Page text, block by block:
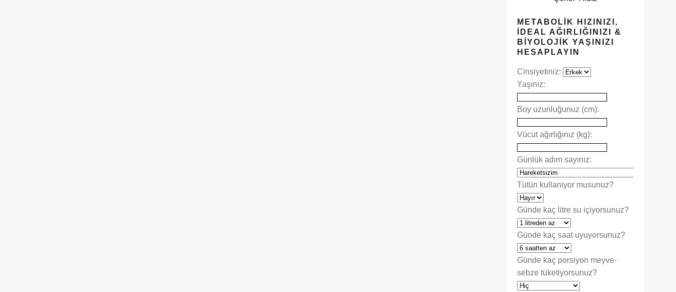
METABOLIK HIZINIZI,
İDEAL AĞIRLIĞINIZI &
BIYOLOJIK YAŞINIZI
HESAPLAYIN
Cinsiyetiniz:
Yaşınız:
Boy uzunluğunuz (cm):
Vücut ağırlığınız (kg):
Günlük adım sayınız:
Tütün kullanıyor musunuz?
Günde kaç litre su içiyorsunuz?
Günde kaç saat uyuyorsunuz?
Günde kaç porsiyon meyve-
sebze tüketiyorsunuz?